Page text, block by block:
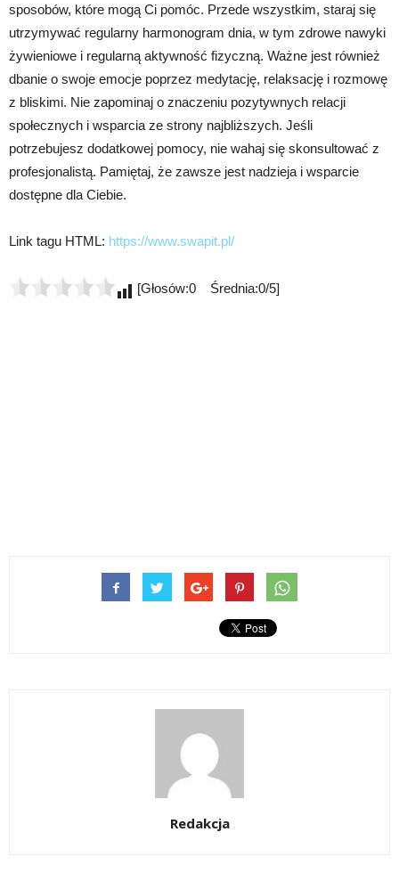
sposobów, które mogą Ci pomóc. Przede wszystkim, staraj się
utrzymywać regularny harmonogram dnia, w tym zdrowe nawyki
żywieniowe i regularną aktywność fizyczną. Ważne jest również
dbanie o swoje emocje poprzez medytację, relaksację i rozmowę
z bliskimi. Nie zapominaj o znaczeniu pozytywnych relacji
społecznych i wsparcia ze strony najbliższych. Jeśli
potrzebujesz dodatkowej pomocy, nie wahaj się skonsultować z
profesjonalistą. Pamiętaj, że zawsze jest nadzieja i wsparcie
dostępne dla Ciebie.
Link tagu HTML: https://www.swapit.pl/
[Głosów:0 Średnia:0/5]
Redakcja